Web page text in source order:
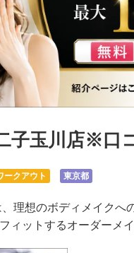
子玉川店※口
ークアウト 東京都
理想のボディメイク
ィットするオーダーメ